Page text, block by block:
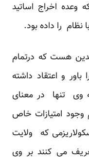
وعده اخراج اساتید
را داده بود.
هست که درتمام
و اعتقاد داشته
تنها در معنای
امتیازات خاص
که ولایت
می کنند بر وی